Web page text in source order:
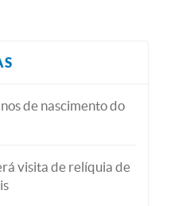
de nascimento do
visita de relíquia de